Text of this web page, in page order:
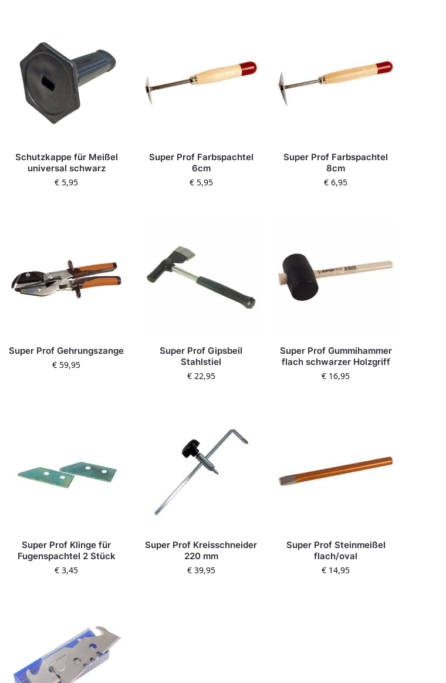
Schutzkappe für Meißel
universal schwarz
€ 5,95
Super Prof Farbspachtel
6cm
€5,95
Super Prof Farbspachtel
8cm
€ 6,95
Super Prof Gehrungszange
€ 59,95
Super Prof Gipsbeil
Stahlstiel
€22,95
Super Prof Gummihammer
flach schwarzer Holzgriff
€ 16,95
Super Prof Klinge für
Fugenspachtel 2 Stück
€ 3,45
Super Prof Kreisschneider
220 mm
€39,95
Super Prof Steinmeißel
flach/oval
€ 14,95